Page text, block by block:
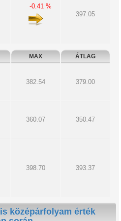
-0.41 %
397.05
MAX ÁTLAG
382.54 379.00
360.07 350.47
398.70 393.37
középárfolyam érték